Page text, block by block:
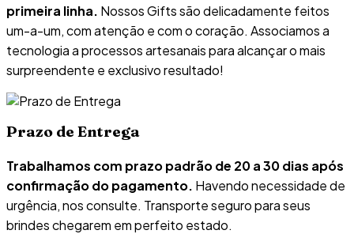
primeira linha. Nossos Gifts são delicadamente feitos
um-a-um, com atenção e com o coração. Associamos a
tecnologia a processos artesanais para alcançar o mais
surpreendente e exclusivo resultado!
Prazo de Entrega
Trabalhamos com prazo padrão de 20 a 30 dias após
confirmação do pagamento. Havendo necessidade de
urgência, nos consulte. Transporte seguro para seus
brindes chegarem em perfeito estado.